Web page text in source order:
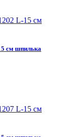
см шпилька